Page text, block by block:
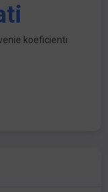
koeficienti